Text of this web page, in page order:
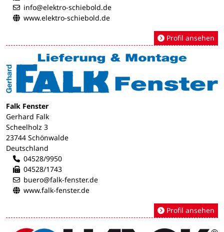
info@elektro-schiebold.de
www.elektro-schiebold.de
Profil ansehen
Falk Fenster
Gerhard Falk
Scheelholz 3
23744 Schönwalde
Deutschland
04528/9950
04528/1743
buero@falk-fenster.de
www.falk-fenster.de
Profil ansehen